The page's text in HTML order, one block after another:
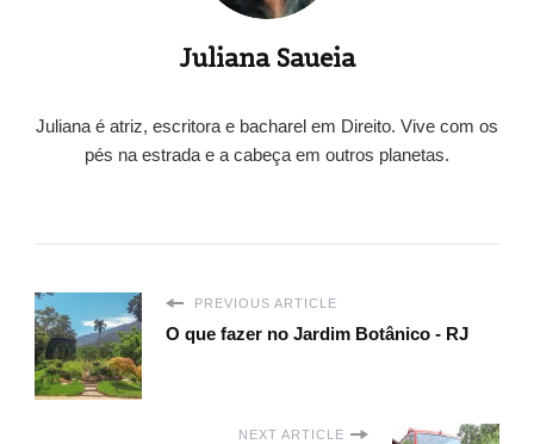
Juliana Saueia
Juliana é atriz, escritora e bacharel em Direito. Vive com os
pés na estrada e a cabeça em outros planetas.
PREVIOUS ARTICLE
O que fazer no Jardim Botânico - RJ
NEXT ARTICLE